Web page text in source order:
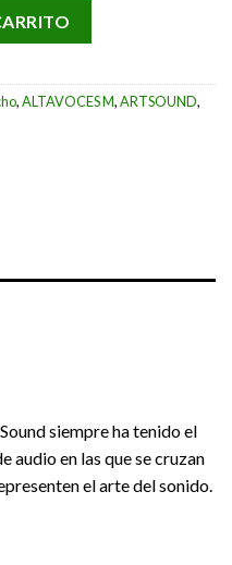
,ALTAVOCES M,ARTSOUND,
siempre ha tenido el
audio en las que se cruzan
el arte del sonido.